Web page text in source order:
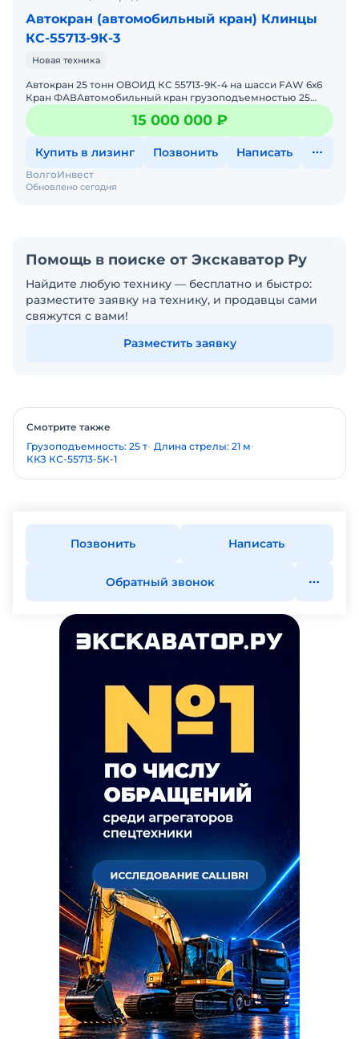
Автокран (автомобильный кран) Клинцы
КС-55713-9К-3
Новая техника
Автокран 25 тонн ОВОИД КС 55713-9К-4 на шасси FAW 6х6
Кран ФАВАвтомобильный кран грузоподъемностью 25
тонн, который смонтирован на 3-х осном шасси FAW J6P
6х6.2
15 000 000 ₽
Купить в лизинг Позвонить Написать
Обновлено сегодня
ВолгоИнвест
Помощь в поиске от Экскаватор Ру
Найдите любую технику — бесплатно и быстро:
разместите заявку на технику, и продавцы сами
свяжутся с вами!
Разместить заявку
Смотрите также
Грузоподъемность: 25 т Длина стрелы: 21 м
ККЗ КС-55713-5К-1
Позвонить Написать
Обратный звонок